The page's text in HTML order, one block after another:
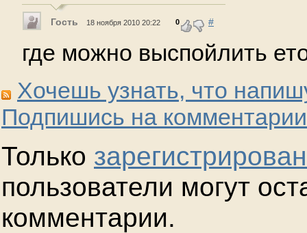
Гость 18 ноября 2010 20:22 0 #
где можно выспойлить
Хочешь узнать, что
Подпишись на
Только
пользователи могут
комментарии.